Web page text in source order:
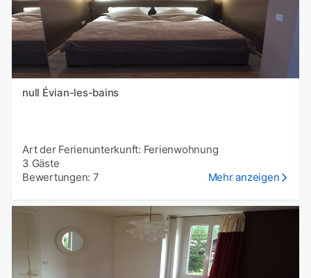
null Évian-les-bains
Art der Ferienunterkunft: Ferienwohnung
3 Gäste
Bewertungen: 7
Mehr anzeigen